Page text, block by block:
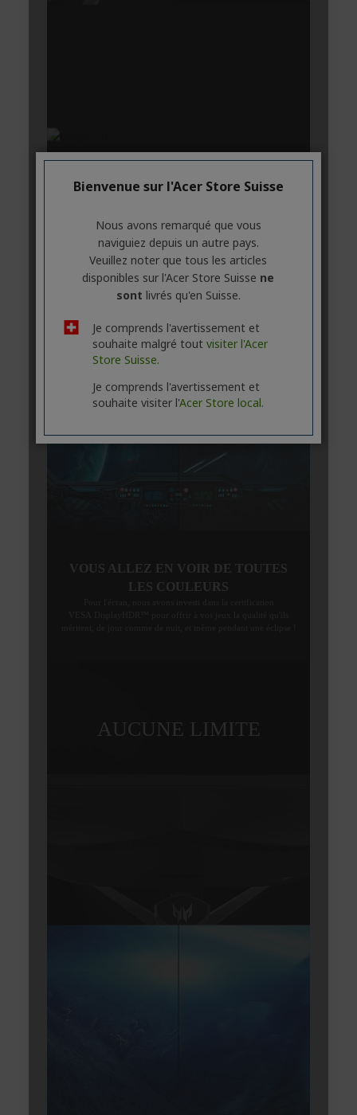
Bienvenue sur l'Acer Store Suisse
Nous avons remarqué que vous
naviguiez depuis un autre pays.
Veuillez noter que tous les articles
disponibles sur l'Acer Store Suisse ne
sont livrés qu'en Suisse.
Je comprends l'avertissement et
souhaite malgré tout visiter l'Acer
Store Suisse.
Je comprends l'avertissement et
souhaite visiter l'Acer Store local.